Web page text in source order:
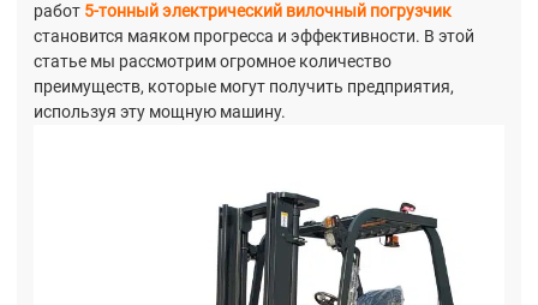
работ 5-тонный электрический вилочный погрузчик
становится маяком прогресса и эффективности. В этой
статье мы рассмотрим огромное количество
преимуществ, которые могут получить предприятия,
используя эту мощную машину.